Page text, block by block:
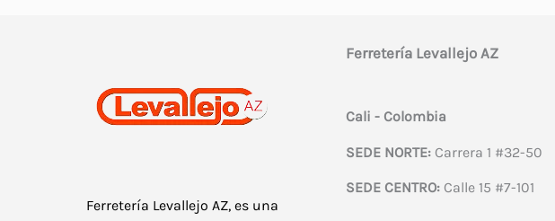
Ferretería Levallejo AZ, es una
Ferretería Levallejo AZ
Cali - Colombia
SEDE NORTE:Carrera 1 #32-50
SEDE CENTRO:Calle 15 #7-101